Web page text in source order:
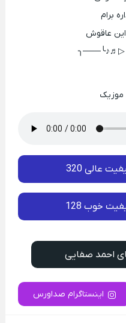
برام
عاقوش
موزیک
عالی 320
خوب 128
احمد صفایی
اینستاگرام صداورس